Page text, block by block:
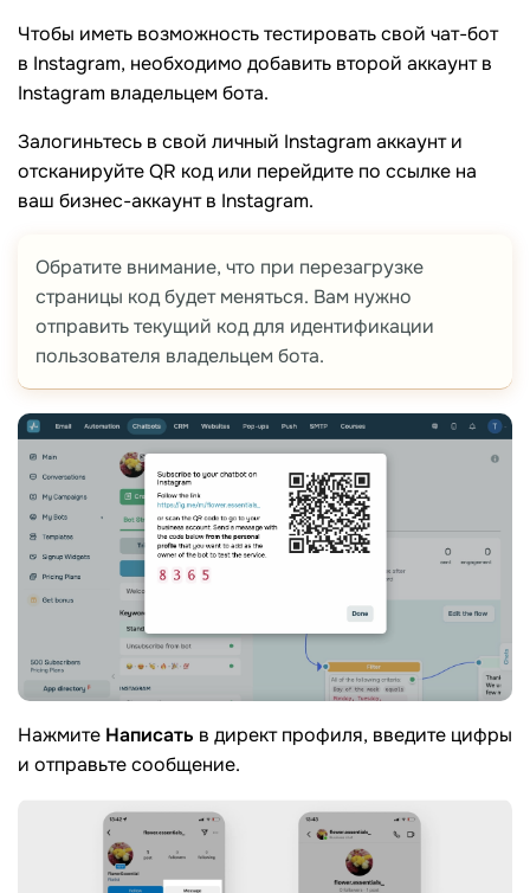
Чтобы иметь возможность тестировать свой чат-бот
в Instagram, необходимо добавить второй аккаунт в
Instagram владельцем бота.
Залогиньтесь в свой личный Instagram аккаунт и
отсканируйте QR код или перейдите по ссылке на
ваш бизнес-аккаунт в Instagram.
Обратите внимание, что при перезагрузке
страницы код будет меняться. Вам нужно
отправить текущий код для идентификации
пользователя владельцем бота.
Нажмите Написать в директ профиля, введите цифры
и отправьте сообщение.